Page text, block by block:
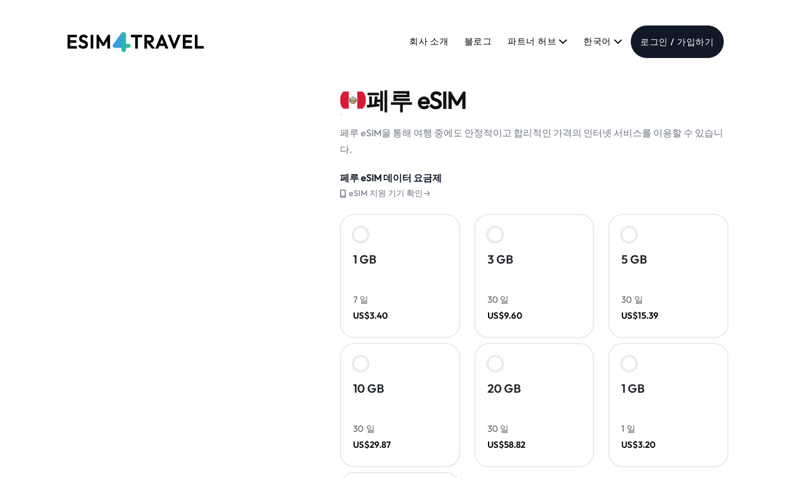
회사 소개 블로그 파트너 허브 한국어 로그인 / 가입하기
페루 eSIM
페루 eSIM을 통해 여행 중에도 안정적이고 합리적인 가격의 인터넷 서비스를 이용할 수 있습니
다.
페루 eSIM 데이터 요금제
eSIM 지원 기기 확인→
1 GB
7 일
US$3.40
3 GB
30 일
US$9.60
5 GB
30 일
US$15.39
10 GB
30 일
US$29.87
20 GB
30 일
US$58.82
1 GB
1 일
US$3.20